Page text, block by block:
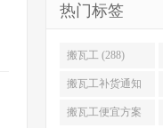
热门标签
搬瓦工 (288)
搬瓦工补货通知
(132)
搬瓦工便宜方案